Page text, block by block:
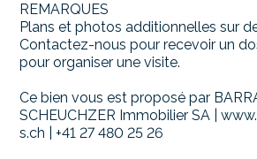
REMARQUES
Plans et photos additionnelles sur
Contactez-nous pour recevoir un
pour organiser une visite.
Ce bien vous est proposé par
SCHEUCHZER Immobilier SA |
s.ch | +41 27 480 25 26